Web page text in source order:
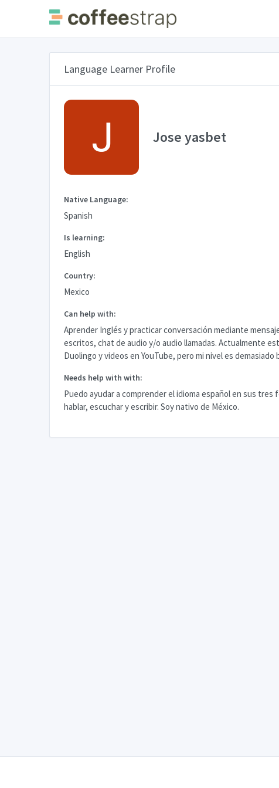
Language Learner Profile
Jose yasbet
Native Language:
Spanish
Is learning:
English
Country:
Mexico
Can help with:
Aprender Inglés y practicar conversación mediante
escritos, chat de audio y/o audio llamadas. Actualmente
Duolingo y videos en YouTube, pero mi nivel es demasiado
Needs help with with:
Puedo ayudar a comprender el idioma español en sus tres
hablar, escuchar y escribir. Soy nativo de México.